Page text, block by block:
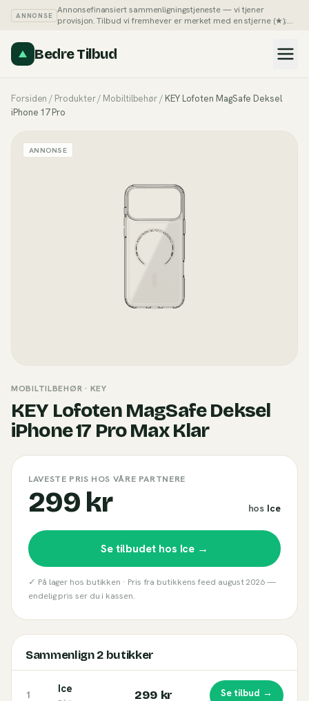
ANNONSE
Annonsefinansiert sammenligningstjeneste — vi tjener
provisjon. Tilbud vi fremhever er merket med en stjerne (★);
Bedre Tilbud
Forsiden / Produkter/ Mobiltilbehør/ KEY Lofoten MagSafe Deksel
iPhone 17 Pro
ANNONSE
MOBILTILBEHØR · KEY
KEY Lofoten MagSafe Deksel
iPhone 17 Pro Max Klar
LAVESTE PRIS HOS VÅRE PARTNERE
299 kr hos Ice
Se tilbudet hos Ice →
✓ På lager hos butikken · Pris fra butikkens feed august 2026—
endelig pris ser du i kassen.
Sammenlign2butikker
1 Ice 299 kr Se tilbud →